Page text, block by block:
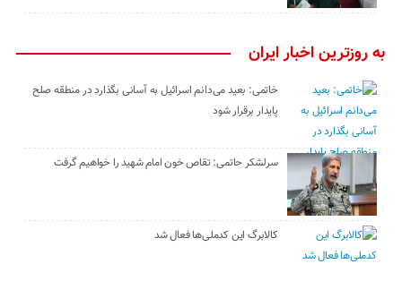
به روزترین اخبار ایران
خاتمی: بعید می‌دانم اسرائیل به آسانی بگذارد در منطقه صلح
پایدار برقرار شود
سرلشکر حاتمی: تقاص خون امام شهید را خواهیم گرفت
کالابرگ این کدملی‌ها فعال شد